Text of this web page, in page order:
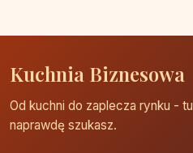
Kuchnia Biznesowa
Od kuchni do zaplecza rynku -
naprawdę szukasz.